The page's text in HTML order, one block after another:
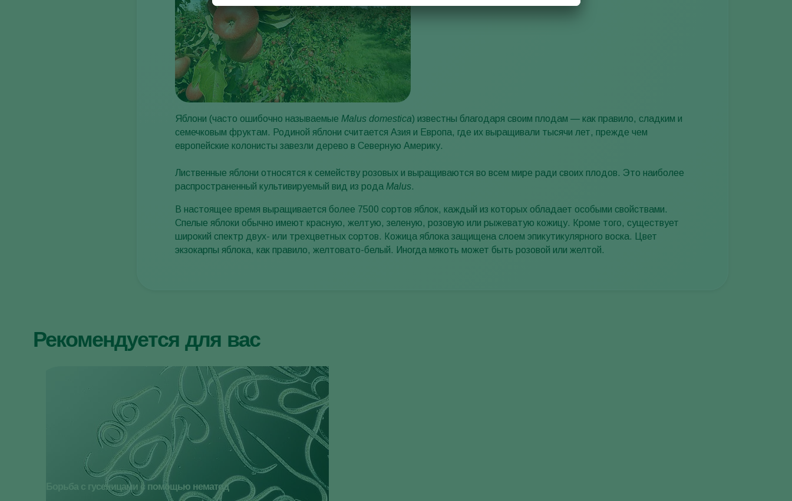
Яблони (часто ошибочно называемые Malus domestica) известны благодаря своим плодам — как правило, сладким и
семечковым фруктам. Родиной яблони считается Азия и Европа, где их выращивали тысячи лет, прежде чем
европейские колонисты завезли дерево в Северную Америку.
Лиственные яблони относятся к семейству розовых и выращиваются во всем мире ради своих плодов. Это наиболее
распространенный культивируемый вид из рода Malus.
В настоящее время выращивается более 7500 сортов яблок, каждый из которых обладает особыми свойствами.
Спелые яблоки обычно имеют красную, желтую, зеленую, розовую или рыжеватую кожицу. Кроме того, существует
широкий спектр двух- или трехцветных сортов. Кожица яблока защищена слоем эпикутикулярного воска. Цвет
экзокарпы яблока, как правило, желтовато-белый. Иногда мякоть может быть розовой или желтой.
Рекомендуется для вас
Борьба с гусеницами с помощью нематод